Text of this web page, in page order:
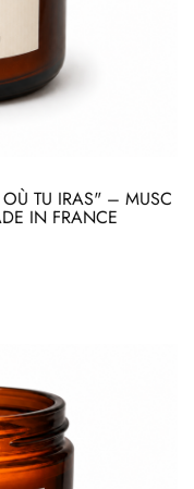
OÙ TU IRAS" – MUSC
IN FRANCE